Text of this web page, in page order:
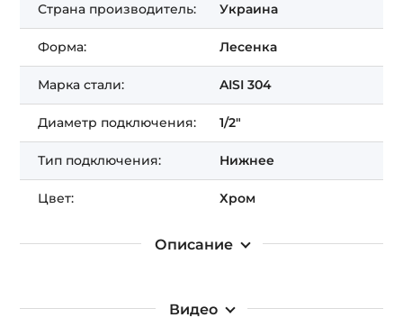
Описание
Страна производитель: Украина
Форма: Лесенка
Марка стали: AISI 304
Диаметр подключения: 1/2"
Тип подключения: Нижнее
Цвет: Хром
Видео
Получить Подарок!